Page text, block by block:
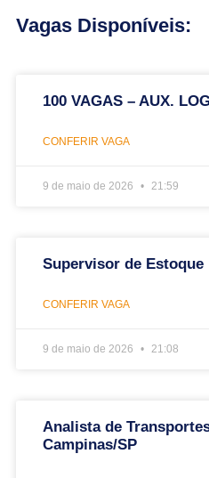
Vagas Disponíveis:
100 VAGAS – AUX.
CONFERIR VAGA
9 de maio de 2026 21:59
Supervisor de Estoque
CONFERIR VAGA
9 de maio de 2026 21:08
Analista de
Campinas/SP